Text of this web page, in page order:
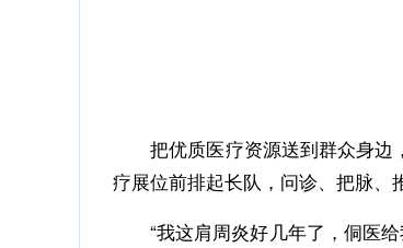
把优质医疗资源送到群众身
疗展位前排起长队，问诊、把脉、
“我这肩周炎好几年了，侗医